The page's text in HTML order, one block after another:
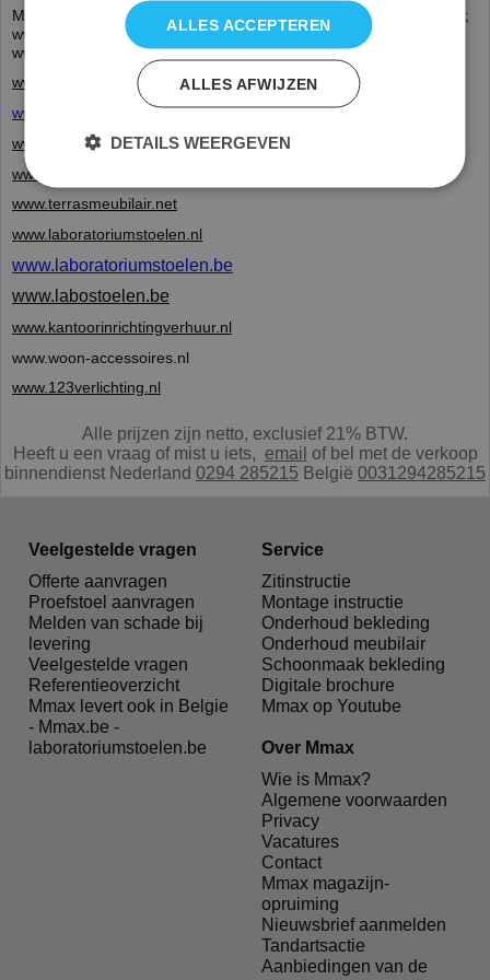
Mmax www.projektmeubilair.nl is op internet o.a. ook te vinden op;
www.Mmax.nl en www.Mmax.be
www.projekt-inrichting.com
www.bureaustoelen.net
www.zadelstoelen.nl
www.vergadermeubilair.nl
www.kantinemeubilair.info
www.terrasmeubilair.net
www.laboratoriumstoelen.nl
www.laboratoriumstoelen.be
www.labostoelen.be
www.kantoorinrichtingverhuur.nl
www.woon-accessoires.nl
www.123verlichting.nl
Alle prijzen zijn netto, exclusief 21% BTW.
Heeft u een vraag of mist u iets, email of bel met de verkoop
binnendienst Nederland 0294 285215 België 0031294285215
Veelgestelde vragen
Offerte aanvragen
Proefstoel aanvragen
Melden van schade bij
levering
Veelgestelde vragen
Referentieoverzicht
Mmax levert ook in Belgie
- Mmax.be -
laboratoriumstoelen.be
Service
Zitinstructie
Montage instructie
Onderhoud bekleding
Onderhoud meubilair
Schoonmaak bekleding
Digitale brochure
Mmax op Youtube
Over Mmax
Wie is Mmax?
Algemene voorwaarden
Privacy
Vacatures
Contact
Mmax magazijn-
opruiming
Nieuwsbrief aanmelden
Tandartsactie
Aanbiedingen van de
ALLES ACCEPTEREN
ALLES AFWIJZEN
DETAILS WEERGEVEN